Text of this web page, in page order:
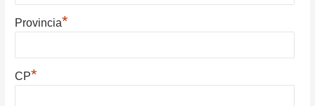
Provincia*
CP*